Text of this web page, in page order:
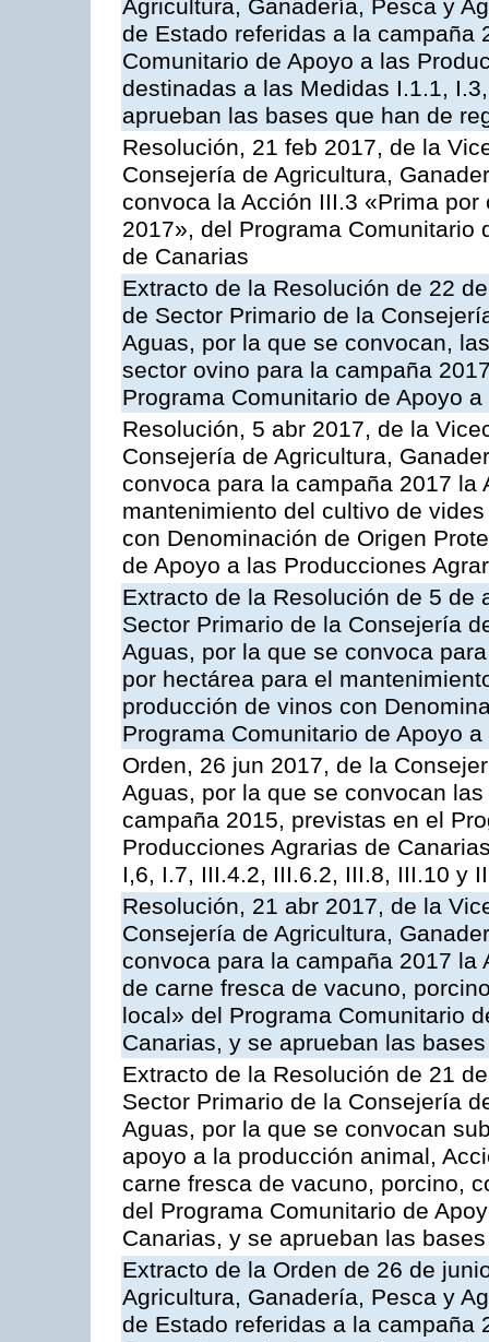
Agricultura, Ganadería, Pesca y
de Estado referidas a la campaña
Comunitario de Apoyo a las
destinadas a las Medidas I.1.1,
aprueban las bases que han de
Resolución, 21 feb 2017, de la
Consejería de Agricultura,
convoca la Acción III.3 «Prima
2017», del Programa Comunitario
de Canarias
Extracto de la Resolución de 22
de Sector Primario de la
Aguas, por la que se convocan,
sector ovino para la campaña
Programa Comunitario de Apoyo
Resolución, 5 abr 2017, de la
Consejería de Agricultura,
convoca para la campaña 2017 la
mantenimiento del cultivo de
con Denominación de Origen
de Apoyo a las Producciones
Extracto de la Resolución de 5
Sector Primario de la Consejería
Aguas, por la que se convoca
por hectárea para el
producción de vinos con
Programa Comunitario de Apoyo
Orden, 26 jun 2017, de la
Aguas, por la que se convocan
campaña 2015, previstas en el
Producciones Agrarias de
I,6, I.7, III.4.2, III.6.2, III.8, III.10 y
Resolución, 21 abr 2017, de la
Consejería de Agricultura,
convoca para la campaña 2017
de carne fresca de vacuno,
local» del Programa Comunitario
Canarias, y se aprueban las
Extracto de la Resolución de 21
Sector Primario de la Consejería
Aguas, por la que se convocan
apoyo a la producción animal,
carne fresca de vacuno, porcino,
del Programa Comunitario de
Canarias, y se aprueban las
Extracto de la Orden de 26 de
Agricultura, Ganadería, Pesca y
de Estado referidas a la campaña